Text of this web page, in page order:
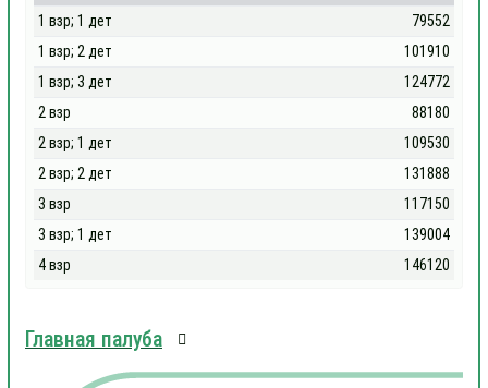
1 взр; 1 дет
79552
1 взр; 2 дет
101910
1 взр; 3 дет
124772
2 взр
88180
2 взр; 1 дет
109530
2 взр; 2 дет
131888
3 взр
117150
3 взр; 1 дет
139004
4 взр
146120
Главная палуба